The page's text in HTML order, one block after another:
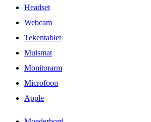
Headset
Webcam
Tekentablet
Muismat
Monitorarm
Microfoon
Apple